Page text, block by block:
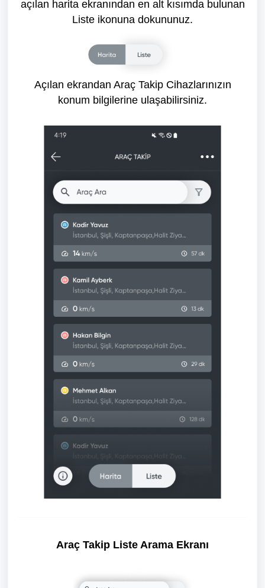
açılan harita ekranından en alt kısımda bulunan
Liste ikonuna dokununuz.
Açılan ekrandan Araç Takip Cihazlarınızın
konum bilgilerine ulaşabilirsiniz.
Araç Takip Liste Arama Ekranı